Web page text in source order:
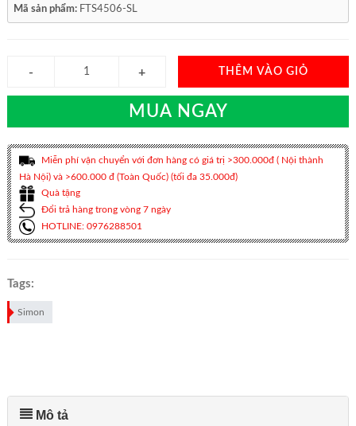
Mã sản phẩm: FTS4506-SL
THÊM VÀO GIỎ
MUA NGAY
Miễn phí vận chuyển với đơn hàng có giá trị >300.000đ ( Nội thành
Hà Nội) và >600.000 đ (Toàn Quốc) (tối đa 35.000đ)
Quà tặng
Đổi trả hàng trong vòng 7 ngày
HOTLINE: 0976288501
Tags:
Simon
Mô tả